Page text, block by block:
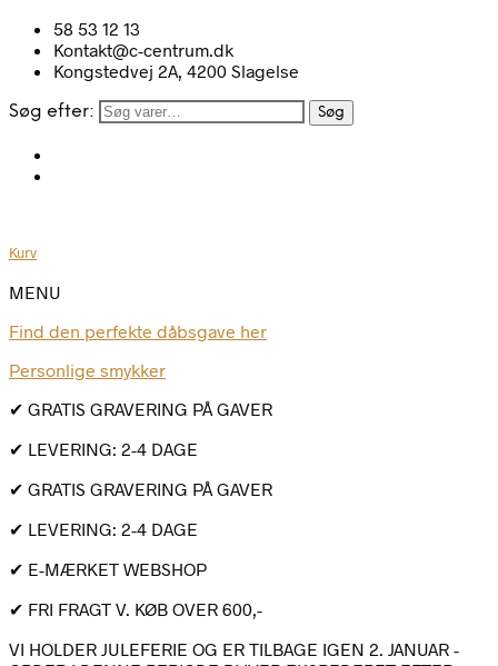
58 53 12 13
Kontakt@c-centrum.dk
Kongstedvej 2A, 4200 Slagelse
Søg efter: Søg
Kurv
MENU
Find den perfekte dåbsgave her
Personlige smykker
✔ GRATIS GRAVERING PÅ GAVER
✔ LEVERING: 2-4 DAGE
✔ GRATIS GRAVERING PÅ GAVER
✔ LEVERING: 2-4 DAGE
✔ E-MÆRKET WEBSHOP
✔ FRI FRAGT V. KØB OVER 600,-
VI HOLDER JULEFERIE OG ER TILBAGE IGEN 2. JANUAR -